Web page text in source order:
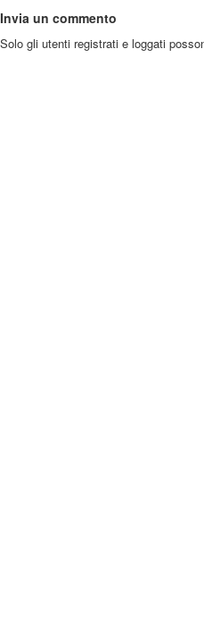
Invia un commento
Solo gli utenti registrati e loggati